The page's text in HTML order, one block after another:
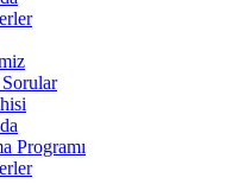
Sorular
Programı